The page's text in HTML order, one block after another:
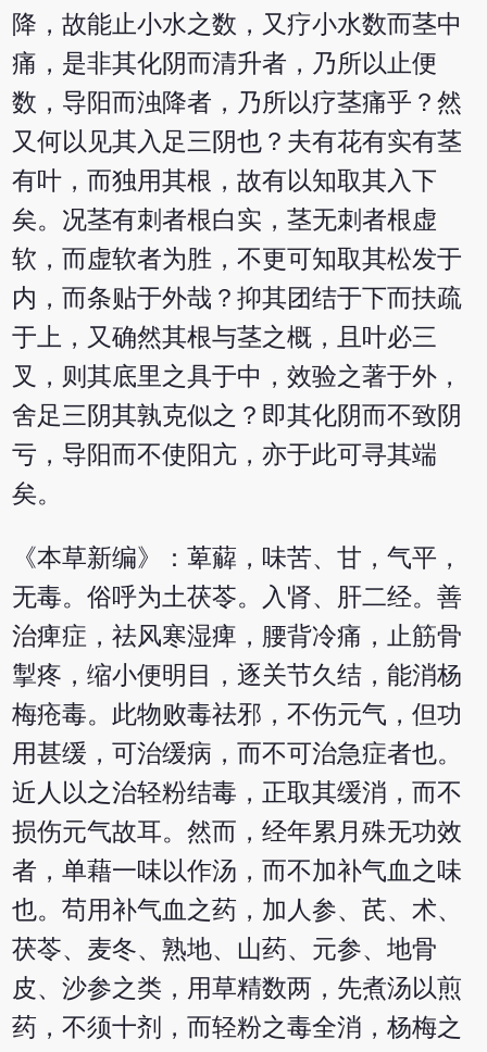
降，故能止小水之数，又疗小水数而茎中
痛，是非其化阴而清升者，乃所以止便
数，导阳而浊降者，乃所以疗茎痛乎？然
又何以见其入足三阴也？夫有花有实有茎
有叶，而独用其根，故有以知取其入下
矣。况茎有刺者根白实，茎无刺者根虚
软，而虚软者为胜，不更可知取其松发于
内，而条贴于外哉？抑其团结于下而扶疏
于上，又确然其根与茎之概，且叶必三
叉，则其底里之具于中，效验之著于外，
舍足三阴其孰克似之？即其化阴而不致阴
亏，导阳而不使阳亢，亦于此可寻其端
矣。
《本草新编》：萆薢，味苦、甘，气平，
无毒。俗呼为土茯苓。入肾、肝二经。善
治痺症，祛风寒湿痺，腰背冷痛，止筋骨
掣疼，缩小便明目，逐关节久结，能消杨
梅疮毒。此物败毒祛邪，不伤元气，但功
用甚缓，可治缓病，而不可治急症者也。
近人以之治轻粉结毒，正取其缓消，而不
损伤元气故耳。然而，经年累月殊无功效
者，单藉一味以作汤，而不加补气血之味
也。苟用补气血之药，加人参、芪、术、
茯苓、麦冬、熟地、山药、元参、地骨
皮、沙参之类，用草精数两，先煮汤以煎
药，不须十剂，而轻粉之毒全消，杨梅之